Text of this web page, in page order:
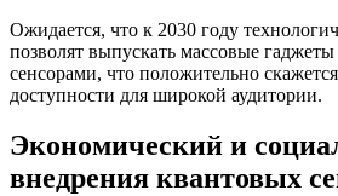
Ожидается, что к 2030 году
позволят выпускать массовые
сенсорами, что положительно
доступности для широкой аудитории.
Экономический и
внедрения квантовых